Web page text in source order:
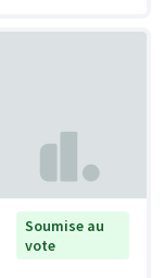
Soumise au
vote